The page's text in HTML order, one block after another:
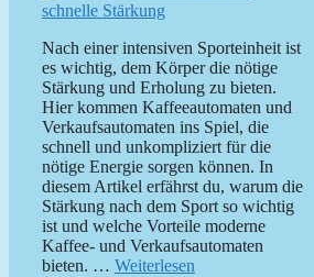
Nach einer intensiven Sporteinheit ist
es wichtig, dem Körper die nötige
Stärkung und Erholung zu bieten.
Hier kommen Kaffeeautomaten und
Verkaufsautomaten ins Spiel, die
schnell und unkompliziert für die
nötige Energie sorgen können. In
diesem Artikel erfährst du, warum die
Stärkung nach dem Sport so wichtig
ist und welche Vorteile moderne
Kaffee- und Verkaufsautomaten
bieten. … Weiterlesen